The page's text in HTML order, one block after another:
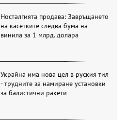
Носталгията продава: Завръщането
на касетките следва бума на
винила за 1 млрд. долара
Украйна има нова цел в руския тил
- трудните за намиране установки
за балистични ракети